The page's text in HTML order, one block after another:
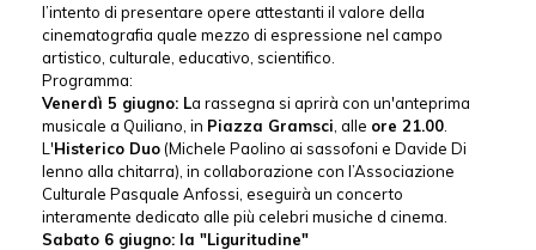
l’intento di presentare opere attestanti il valore della
cinematografia quale mezzo di espressione nel campo
artistico, culturale, educativo, scientifico.
Programma:
Venerdì 5 giugno: La rassegna si aprirà con un'anteprima
musicale a Quiliano, in Piazza Gramsci , alle ore 21.00
L'Histerico Duo (Michele Paolino ai sassofoni e Davide Di
Ienno alla chitarra), in collaborazione con l’Associazione
Culturale Pasquale Anfossi, eseguirà un concerto
interamente dedicato alle più celebri musiche d cinema.
Sabato 6 giugno: la "Liguritudine"